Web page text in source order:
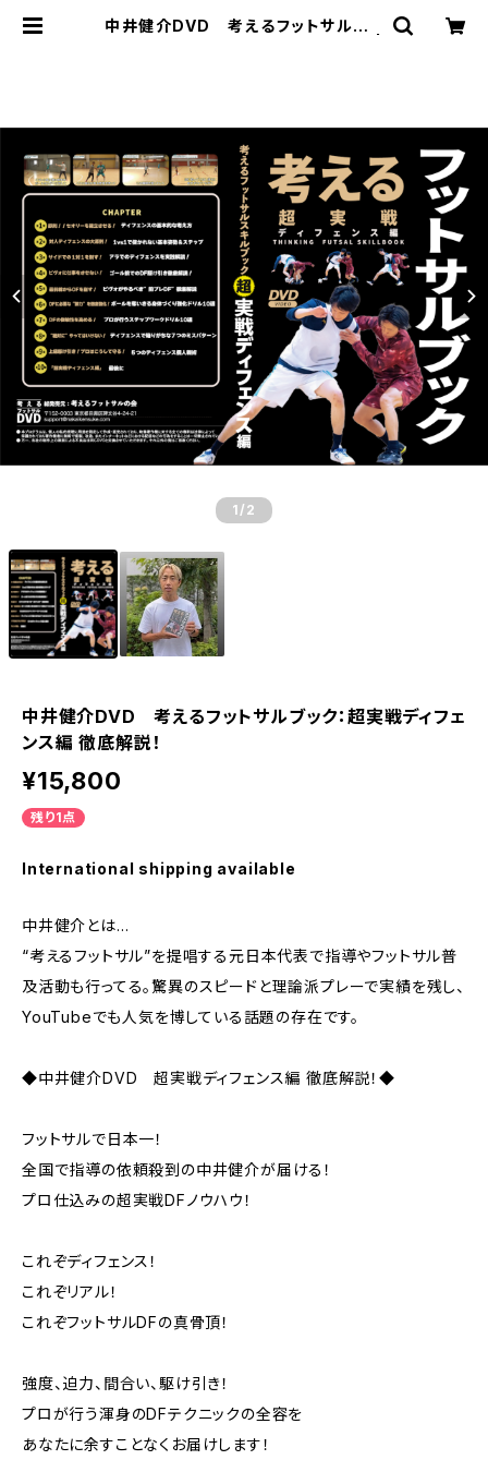
中井健介DVD 考えるフットサルブッ
1 /2
中井健介DVD 考えるフットサルブック：超実戦ディフェ
ンス編 徹底解説！
¥15,800
残り1点
International shipping available
中井健介とは…
“考えるフットサル”を提唱する元日本代表で指導やフットサル普
及活動も行ってる。驚異のスピードと理論派プレーで実績を残し、
YouTubeでも人気を博している話題の存在です。
◆中井健介DVD 超実戦ディフェンス編 徹底解説！◆
フットサルで日本一！
全国で指導の依頼殺到の中井健介が届ける！
プロ仕込みの超実戦DFノウハウ！
これぞディフェンス！
これぞリアル！
これぞフットサルDFの真骨頂！
強度、迫力、間合い、駆け引き！
プロが行う渾身のDFテクニックの全容を
あなたに余すことなくお届けします！